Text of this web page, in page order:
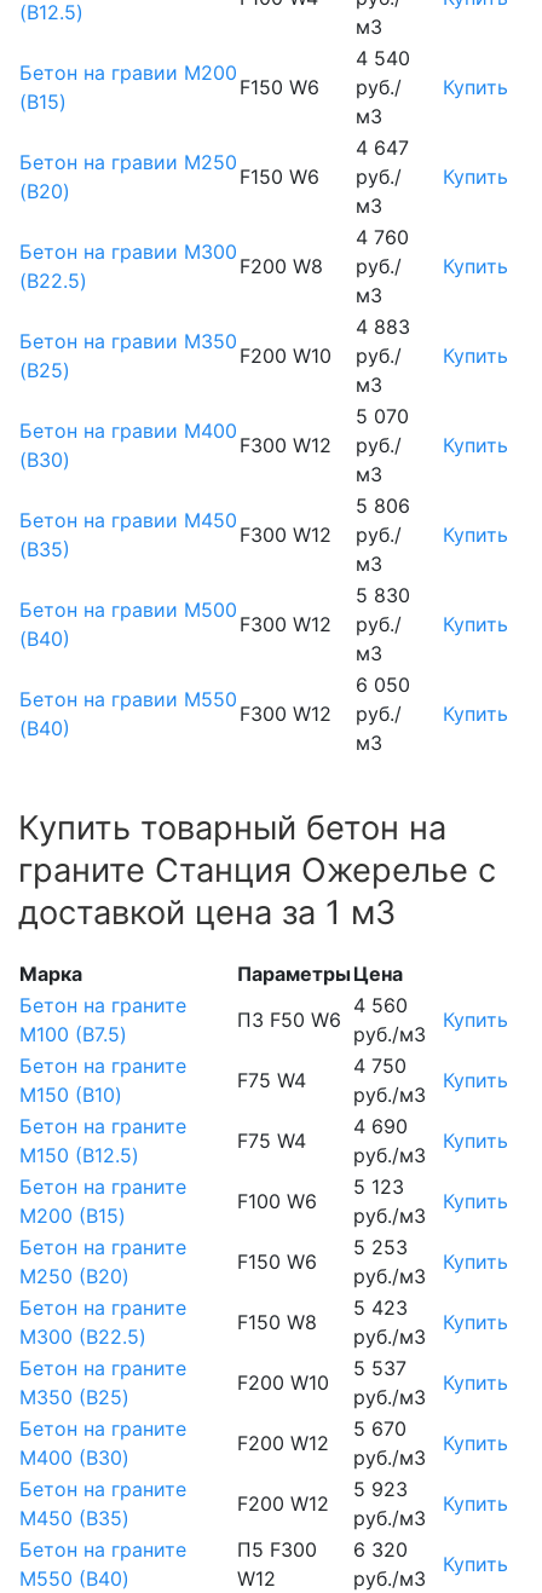
(B12.5)
м3
Бетон на гравии М200
(B15)
F150 W6
4 540
руб./
м3
Купить
Бетон на гравии М250
(B20)
F150 W6
4 647
руб./
м3
Купить
Бетон на гравии М300
(B22.5)
F200 W8
4 760
руб./
м3
Купить
Бетон на гравии М350
(B25)
F200 W10
4 883
руб./
м3
Купить
Бетон на гравии М400
(B30)
F300 W12
5 070
руб./
м3
Купить
Бетон на гравии М450
(В35)
F300 W12
5 806
руб./
м3
Купить
Бетон на гравии М500
(В40)
F300 W12
5 830
руб./
м3
Купить
Бетон на гравии М550
(В40)
F300 W12
6 050
руб./
м3
Купить
Купить товарный бетон на
граните Станция Ожерелье с
доставкой цена за 1 м3
Марка ПараметрыЦена
Бетон на граните
М100 (B7.5)
П3 F50 W6
4 560
руб./м3
Купить
Бетон на граните
М150 (B10)
F75 W4
4 750
руб./м3
Купить
Бетон на граните
М150 (B12.5)
F75 W4
4 690
руб./м3
Купить
Бетон на граните
М200 (B15)
F100 W6
5 123
руб./м3
Купить
Бетон на граните
М250 (B20)
F150 W6
5 253
руб./м3
Купить
Бетон на граните
М300 (B22.5)
F150 W8
5 423
руб./м3
Купить
Бетон на граните
М350 (B25)
F200 W10
5 537
руб./м3
Купить
Бетон на граните
М400 (B30)
F200 W12
5 670
руб./м3
Купить
Бетон на граните
М450 (B35)
F200 W12
5 923
руб./м3
Купить
Бетон на граните
М550 (B40)
П5 F300
W12
6 320
руб./м3
Купить